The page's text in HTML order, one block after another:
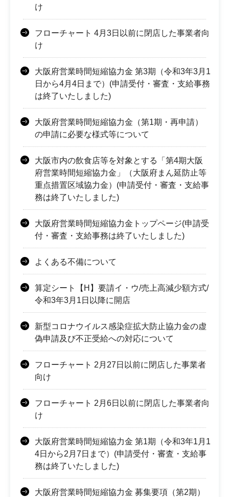
け
フローチャート 4月3日以前に閉店した事業者向
け
大阪府営業時間短縮協力金 第3期（令和3年3月1
日から4月4日まで）(申請受付・審査・支給事務
は終了いたしました)
大阪府営業時間短縮協力金（第1期・再申請）
の申請に必要な様式等について
大阪市内の飲食店等を対象とする「第4期大阪
府営業時間短縮協力金」（大阪府まん延防止等
重点措置区域協力金）(申請受付・審査・支給事
務は終了いたしました)
大阪府営業時間短縮協力金トップページ(申請受
付・審査・支給事務は終了いたしました)
よくある不備について
算定シート【H】要請イ・ウ/売上高減少額方式/
令和3年3月1日以降に開店
新型コロナウイルス感染症拡大防止協力金の虚
偽申請及び不正受給への対応について
フローチャート 2月27日以前に閉店した事業者
向け
フローチャート 2月6日以前に閉店した事業者向
け
大阪府営業時間短縮協力金 第1期（令和3年1月1
4日から2月7日まで）(申請受付・審査・支給事
務は終了いたしました)
大阪府営業時間短縮協力金 募集要項（第2期）